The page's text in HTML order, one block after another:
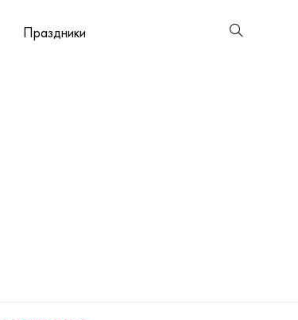
Праздники